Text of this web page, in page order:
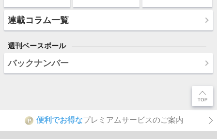
連載コラム一覧
週刊ベースボール
バックナンバー
P 便利でお得なプレミアムサービスのご案内